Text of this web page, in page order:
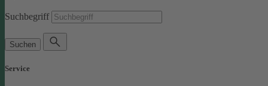
Suchbegriff
Suchen
Service